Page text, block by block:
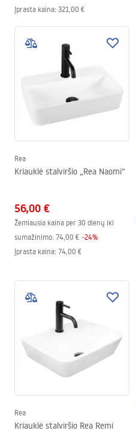
Įprasta kaina: 321,00 €
Rea
Kriauklė stalviršio „Rea Naomi“
56,00 €
Žemiausia kaina per 30 dienų iki
sumažinimo: 74,00 € -24%
Įprasta kaina: 74,00 €
Rea
Kriauklė stalviršio Rea Remi